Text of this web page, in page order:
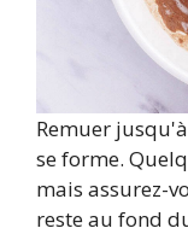
Remuer
se forme.
mais assurez-
reste au fond